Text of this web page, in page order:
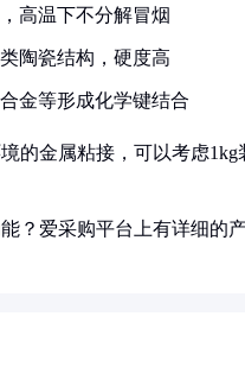
高温下不分解冒烟
陶瓷结构，硬度高
金等形成化学键结合
的金属粘接，可以考虑
？爱采购平台上有详细的